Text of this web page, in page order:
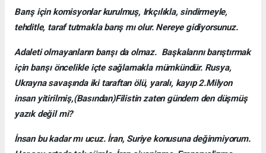
Barış için komisyonlar kurulmuş, Irkçılıkla, sindirmeyle,
tehditle, taraf tutmakla barış mı olur. Nereye gidiyorsunuz.
Adaleti olmayanların barışı da olmaz. Başkalarını barıştırmak
için barışı öncelikle içte sağlamakla mümkündür. Rusya,
Ukrayna savaşında iki taraftan ölü, yaralı, kayıp 2.Milyon
insan yitirilmiş,(Basından)Filistin zaten gündem den düşmüş
yazık değil mi?
İnsan bu kadar mı ucuz. İran, Suriye konusuna değinmiyorum.